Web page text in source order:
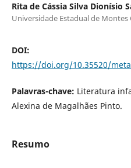
Rita de Cássia Silva Dionísio
Universidade Estadual de Montes
DOI:
https://doi.org/10.35520/
Palavras-chave: Literatura
Alexina de Magalhães Pinto.
Resumo